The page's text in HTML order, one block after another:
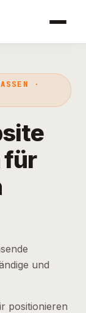
·
für
und
positionieren